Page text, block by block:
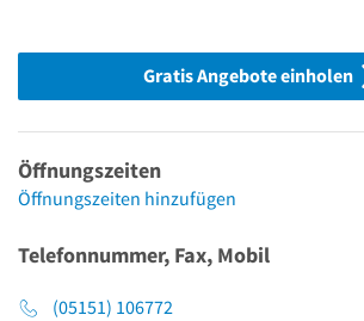
Gratis Angebote einholen
Öffnungszeiten
Öffnungszeiten hinzufügen
Telefonnummer, Fax, Mobil
(05151) 106772